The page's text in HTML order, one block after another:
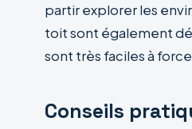
partir explorer les
toit sont également
sont très faciles à
Conseils